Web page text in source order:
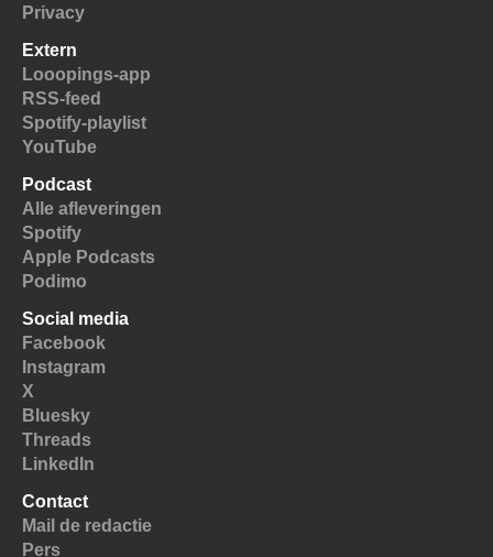
Privacy
Extern
Looopings-app
RSS-feed
Spotify-playlist
YouTube
Podcast
Alle afleveringen
Spotify
Apple Podcasts
Podimo
Social media
Facebook
Instagram
X
Bluesky
Threads
LinkedIn
Contact
Mail de redactie
Pers